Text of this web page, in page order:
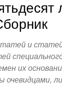
и статей
их